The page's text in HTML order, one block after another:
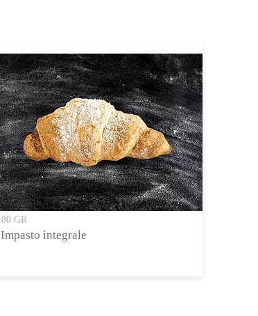
CORNETTO
80 GR
Impasto integrale